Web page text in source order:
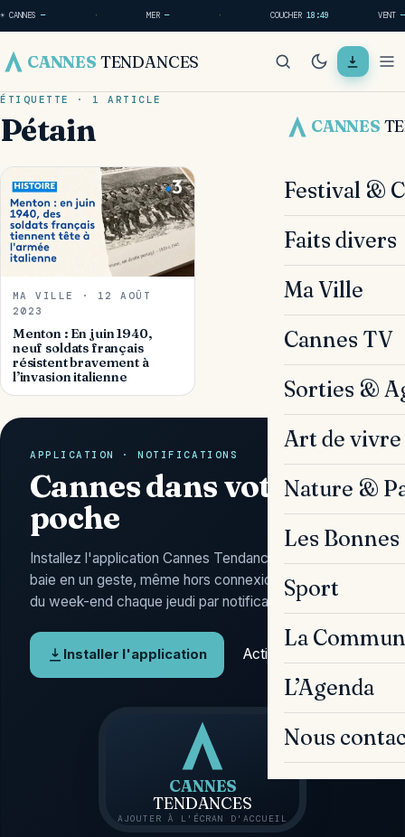
☀ CANNES — · MER— · COUCHER18:49 VENT —
CANNES TENDANCES
CANNES
Festival &
Faits divers
Ma Ville
Cannes TV
Sorties &
Art de vivre
Nature &
Les
Sport
La
L’Agenda
Nous
ÉTIQUETTE · 1 ARTICLE
Pétain
MA VILLE · 12 AOÛT
2023
Menton : En juin 1940,
neuf soldats français
résistent bravement à
l’invasion italienne
APPLICATION · NOTIFICATIONS
Cannes dans votre
poche
Installez l'application Cannes Tendances : l'actu de la
baie en un geste, même hors connexion, et l'Agenda
du week-end chaque jeudi par notification.
Installer l'application Activer les alertes
CANNES
TENDANCES
AJOUTER À L'ÉCRAN D'ACCUEIL